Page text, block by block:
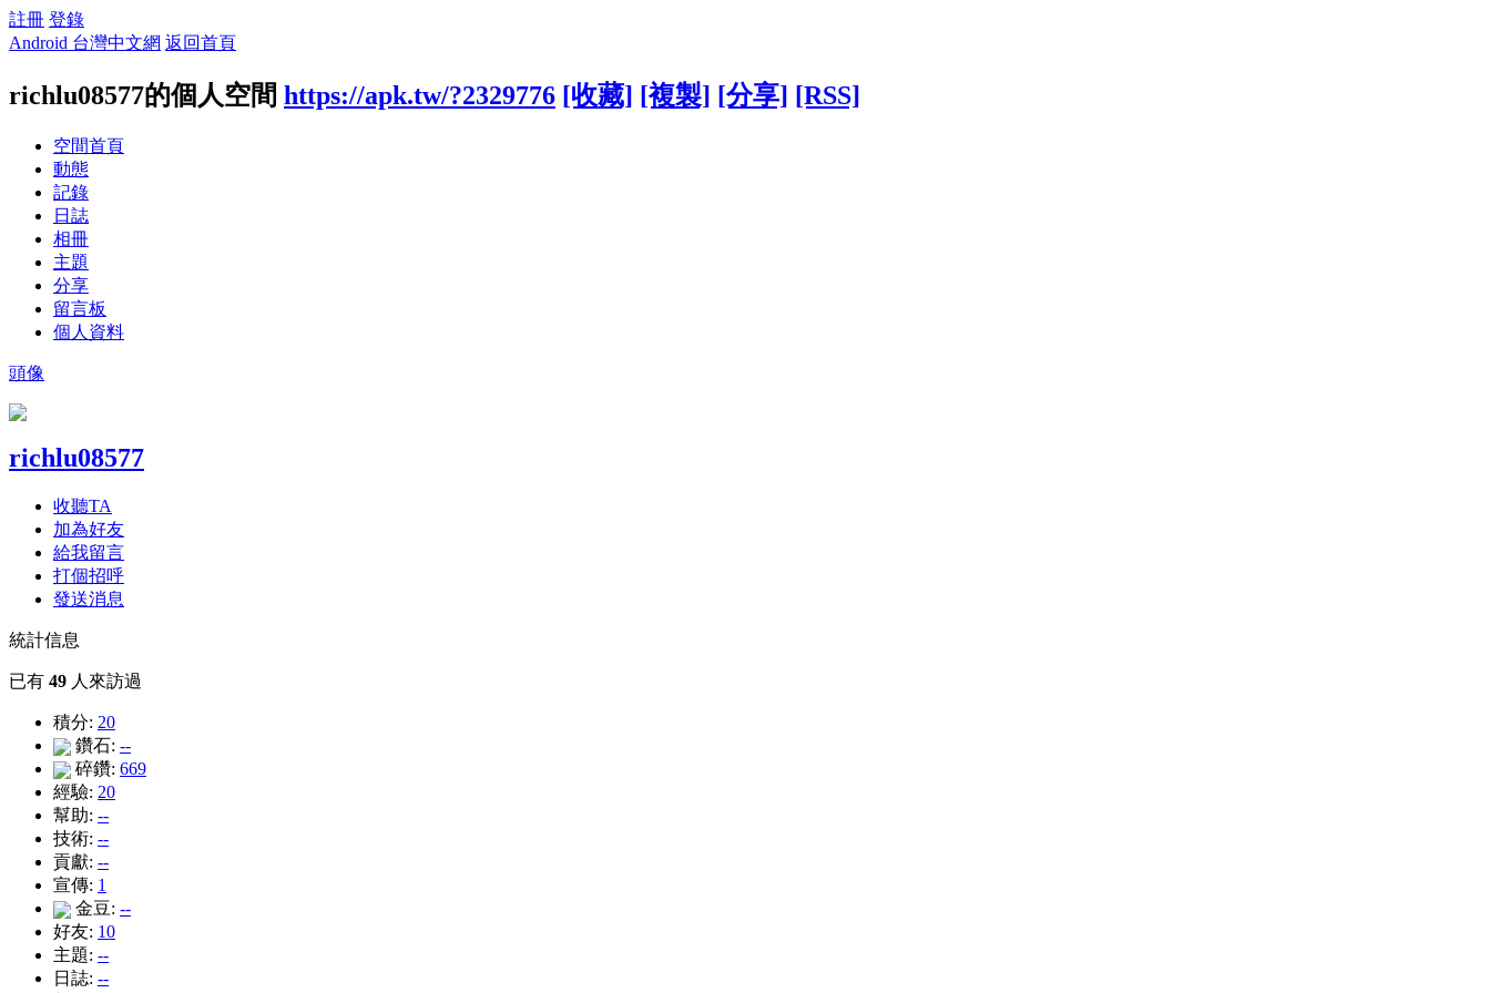
註冊 登錄
Android 台灣中文網 返回首頁
richlu08577的個人空間 https://apk.tw/?2329776 [收藏] [複製] [分享] [RSS]
空間首頁
動態
記錄
日誌
相冊
主題
分享
留言板
個人資料
頭像
richlu08577
收聽TA
加為好友
給我留言
打個招呼
發送消息
統計信息
已有 49 人來訪過
積分: 20
鑽石: --
碎鑽: 669
經驗: 20
幫助: --
技術: --
貢獻: --
宣傳: 1
金豆: --
好友: 10
主題: --
日誌: --